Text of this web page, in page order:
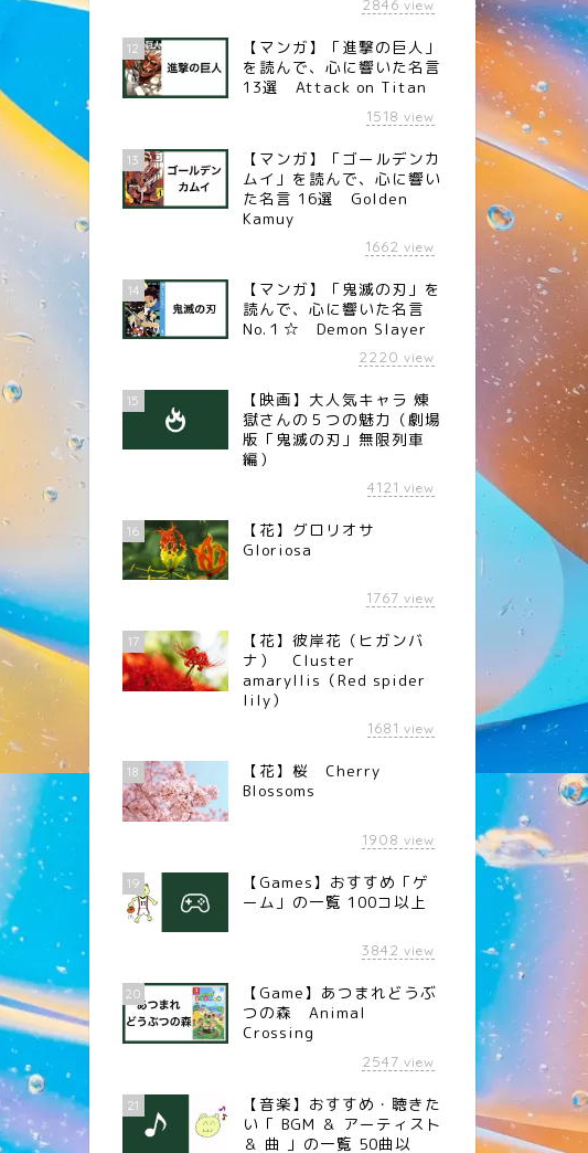
2846 view
12
【マンガ】「進撃の巨人」
を読んで、心に響いた名言
13選 Attack on Titan
1518 view
13
【マンガ】「ゴールデンカ
ムイ」を読んで、心に響い
た名言 16選 Golden
Kamuy
1662 view
14
【マンガ】「鬼滅の刃」を
読んで、心に響いた名言
No.１☆ Demon Slayer
2220 view
15
【映画】大人気キャラ 煉󠄁
獄さんの５つの魅力（劇場
版「鬼滅の刃」無限列車
編）
4121 view
16
【花】グロリオサ
Gloriosa
1767 view
17
【花】彼岸花（ヒガンバ
ナ） Cluster
amaryllis（Red spider
lily）
1681 view
18
【花】桜 Cherry
Blossoms
1908 view
19
【Games】おすすめ「ゲ
ーム」の一覧 100コ以上
3842 view
20
【Game】あつまれどうぶ
つの森 Animal
Crossing
2547 view
21
【音楽】おすすめ・聴きた
い「 BGM ＆ アーティスト
＆ 曲 」の一覧 50曲以